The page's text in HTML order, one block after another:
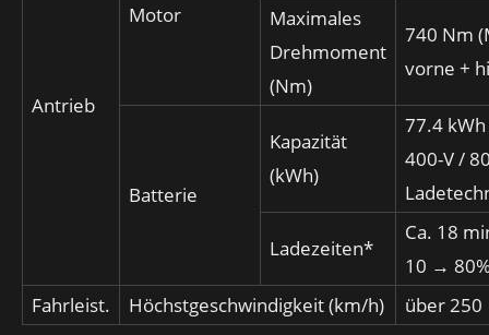
Antrieb
Motor
Maximales
Drehmoment
(Nm)
740 Nm
vorne +
Batterie
Kapazität
(kWh)
77.4 kWh
400-V /
Ladezeiten*
Ca. 18
10 →
Fahrleist.
Höchstgeschwindigkeit (km/h) über 250